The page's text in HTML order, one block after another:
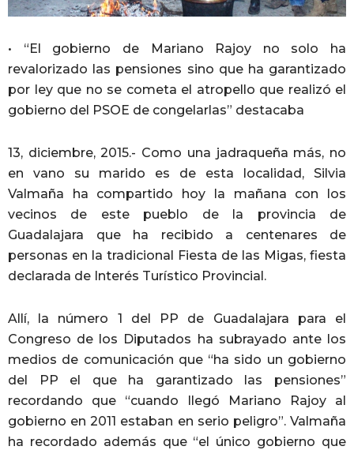
• “El gobierno de Mariano Rajoy no solo ha
revalorizado las pensiones sino que ha garantizado
por ley que no se cometa el atropello que realizó el
gobierno del PSOE de congelarlas” destacaba
13, diciembre, 2015.- Como una jadraqueña más, no
en vano su marido es de esta localidad, Silvia
Valmaña ha compartido hoy la mañana con los
vecinos de este pueblo de la provincia de
Guadalajara que ha recibido a centenares de
personas en la tradicional Fiesta de las Migas, fiesta
declarada de Interés Turístico Provincial.
Allí, la número 1 del PP de Guadalajara para el
Congreso de los Diputados ha subrayado ante los
medios de comunicación que “ha sido un gobierno
del PP el que ha garantizado las pensiones”
recordando que “cuando llegó Mariano Rajoy al
gobierno en 2011 estaban en serio peligro”. Valmaña
ha recordado además que “el único gobierno que